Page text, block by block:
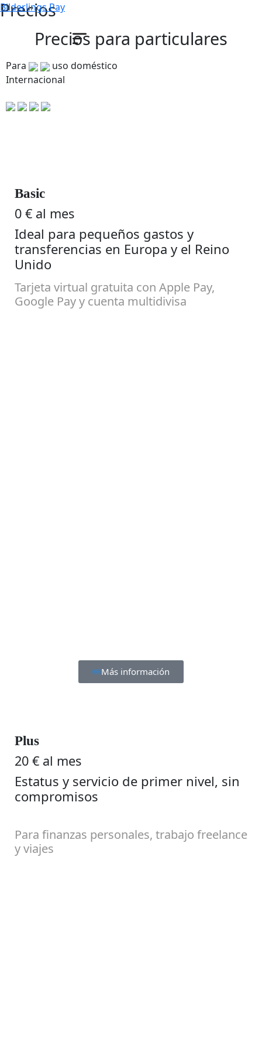
Bilderlings Pay
Precios
Precios para particulares
Para
uso doméstico
Internacional
Basic
0 € al mes
Ideal para pequeños gastos y
transferencias en Europa y el Reino
Unido
Tarjeta virtual gratuita con Apple Pay,
Google Pay y cuenta multidivisa
Más información
Plus
20 € al mes
Estatus y servicio de primer nivel, sin
compromisos
Para finanzas personales, trabajo freelance
y viajes